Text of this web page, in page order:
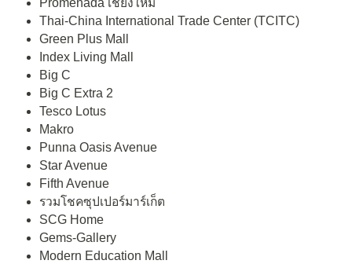
Promenada เชียงใหม่
Thai-China International Trade Center (TCITC)
Green Plus Mall
Index Living Mall
Big C
Big C Extra 2
Tesco Lotus
Makro
Punna Oasis Avenue
Star Avenue
Fifth Avenue
รวมโชคซุปเปอร์มาร์เก็ต
SCG Home
Gems-Gallery
Modern Education Mall